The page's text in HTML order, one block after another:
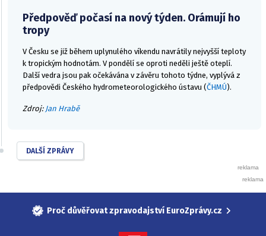
Předpověď počasí na nový týden. Orámují ho
tropy
V Česku se již během uplynulého víkendu navrátily nejvyšší teploty
k tropickým hodnotám. V pondělí se oproti neděli ještě oteplí.
Další vedra jsou pak očekávána v závěru tohoto týdne, vyplývá z
předpovědi Českého hydrometeorologického ústavu (ČHMÚ).
Zdroj: Jan Hrabě
DALŠÍ ZPRÁVY
Proč důvěřovat zpravodajství EuroZprávy.cz